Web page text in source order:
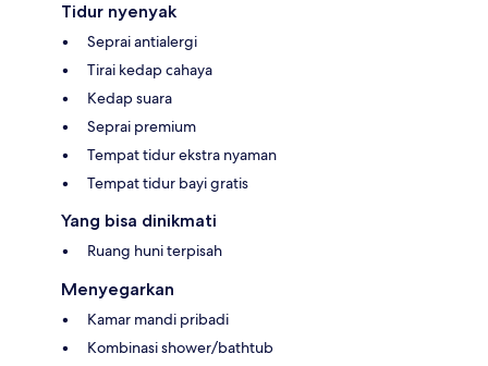
Tidur nyenyak
Seprai antialergi
Tirai kedap cahaya
Kedap suara
Seprai premium
Tempat tidur ekstra nyaman
Tempat tidur bayi gratis
Yang bisa dinikmati
Ruang huni terpisah
Menyegarkan
Kamar mandi pribadi
Kombinasi shower/bathtub